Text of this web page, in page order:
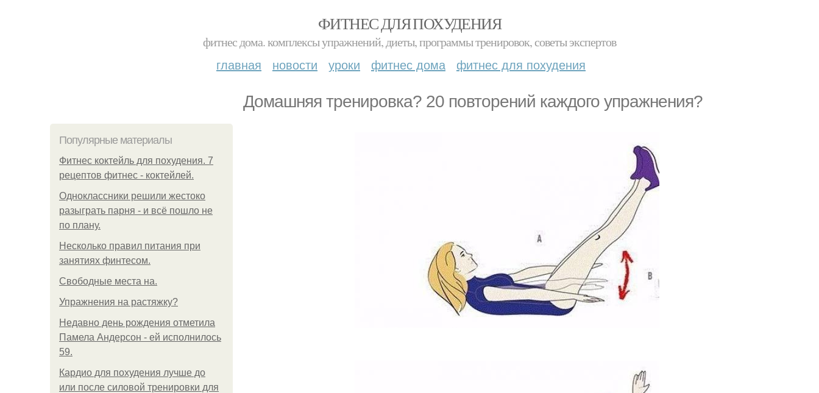
ФИТНЕС ДЛЯ ПОХУДЕНИЯ
фитнес дома. комплексы упражнений, диеты, программы тренировок, советы экспертов
главная новости уроки фитнес дома фитнес для похудения
Домашняя тренировка? 20 повторений каждого упражнения?
Популярные материалы
Фитнес коктейль для похудения. 7
рецептов фитнес - коктейлей.
Одноклассники решили жестоко
разыграть парня - и всё пошло не
по плану.
Несколько правил питания при
занятиях финтесом.
Свободные места на.
Упражнения на растяжку?
Недавно день рождения отметила
Памела Андерсон - ей исполнилось
59.
Кардио для похудения лучше до
или после силовой тренировки для